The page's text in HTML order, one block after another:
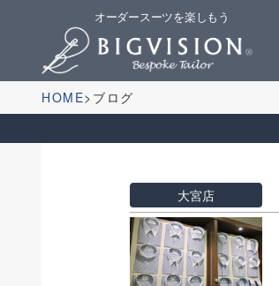
オーダースーツを楽しもう
HOME ブログ
大宮店